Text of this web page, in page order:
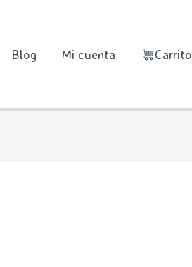
Blog Mi cuenta Carrito